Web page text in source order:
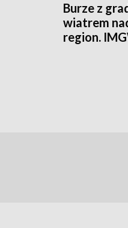
Burze z
wiatrem
region.